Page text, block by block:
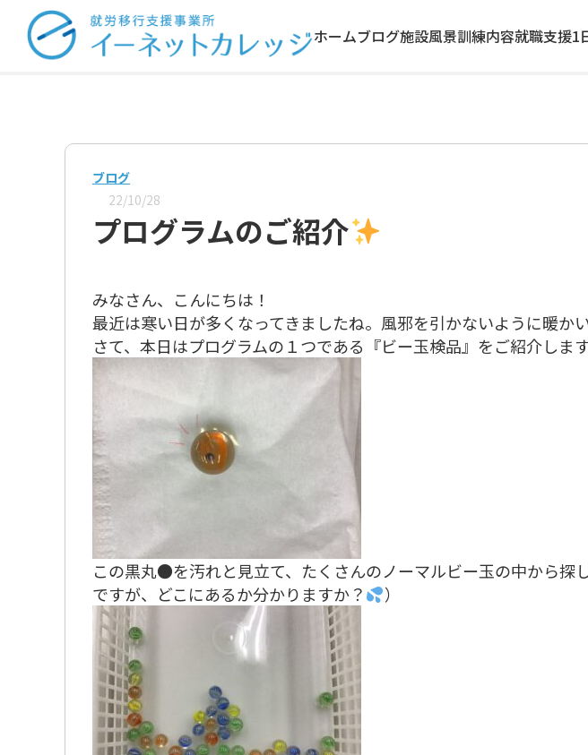
ホームブログ施設風景訓練内容就職支援1
ブログ
22/10/28
プログラムのご紹介
みなさん、こんにちは！
最近は寒い日が多くなってきましたね。風邪を引かないように暖か
さて、本日はプログラムの１つである『ビー玉検品』をご紹介します
この黒丸●を汚れと見立て、たくさんのノーマルビー玉の中から探
ですが、どこにあるか分かりますか？
）